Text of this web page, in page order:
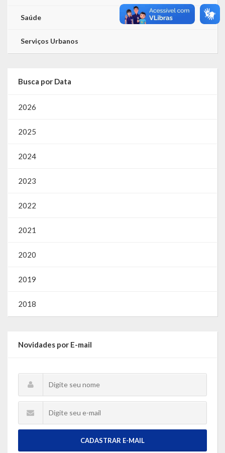
Saúde
Serviços Urbanos
Busca por Data
2026
2025
2024
2023
2022
2021
2020
2019
2018
Novidades por E-mail
CADASTRAR E-MAIL